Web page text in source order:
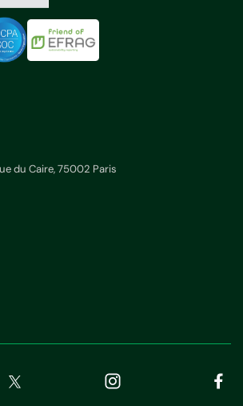
du Caire, 75002 Paris